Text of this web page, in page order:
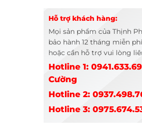
Hỗ trợ khách hàng:
Mọi sản phẩm của Thịnh
bảo hành 12 tháng miễn
hoặc cần hỗ trợ vui lòng
Hotline 1:
Cường
Hotline 2:
Hotline 3: